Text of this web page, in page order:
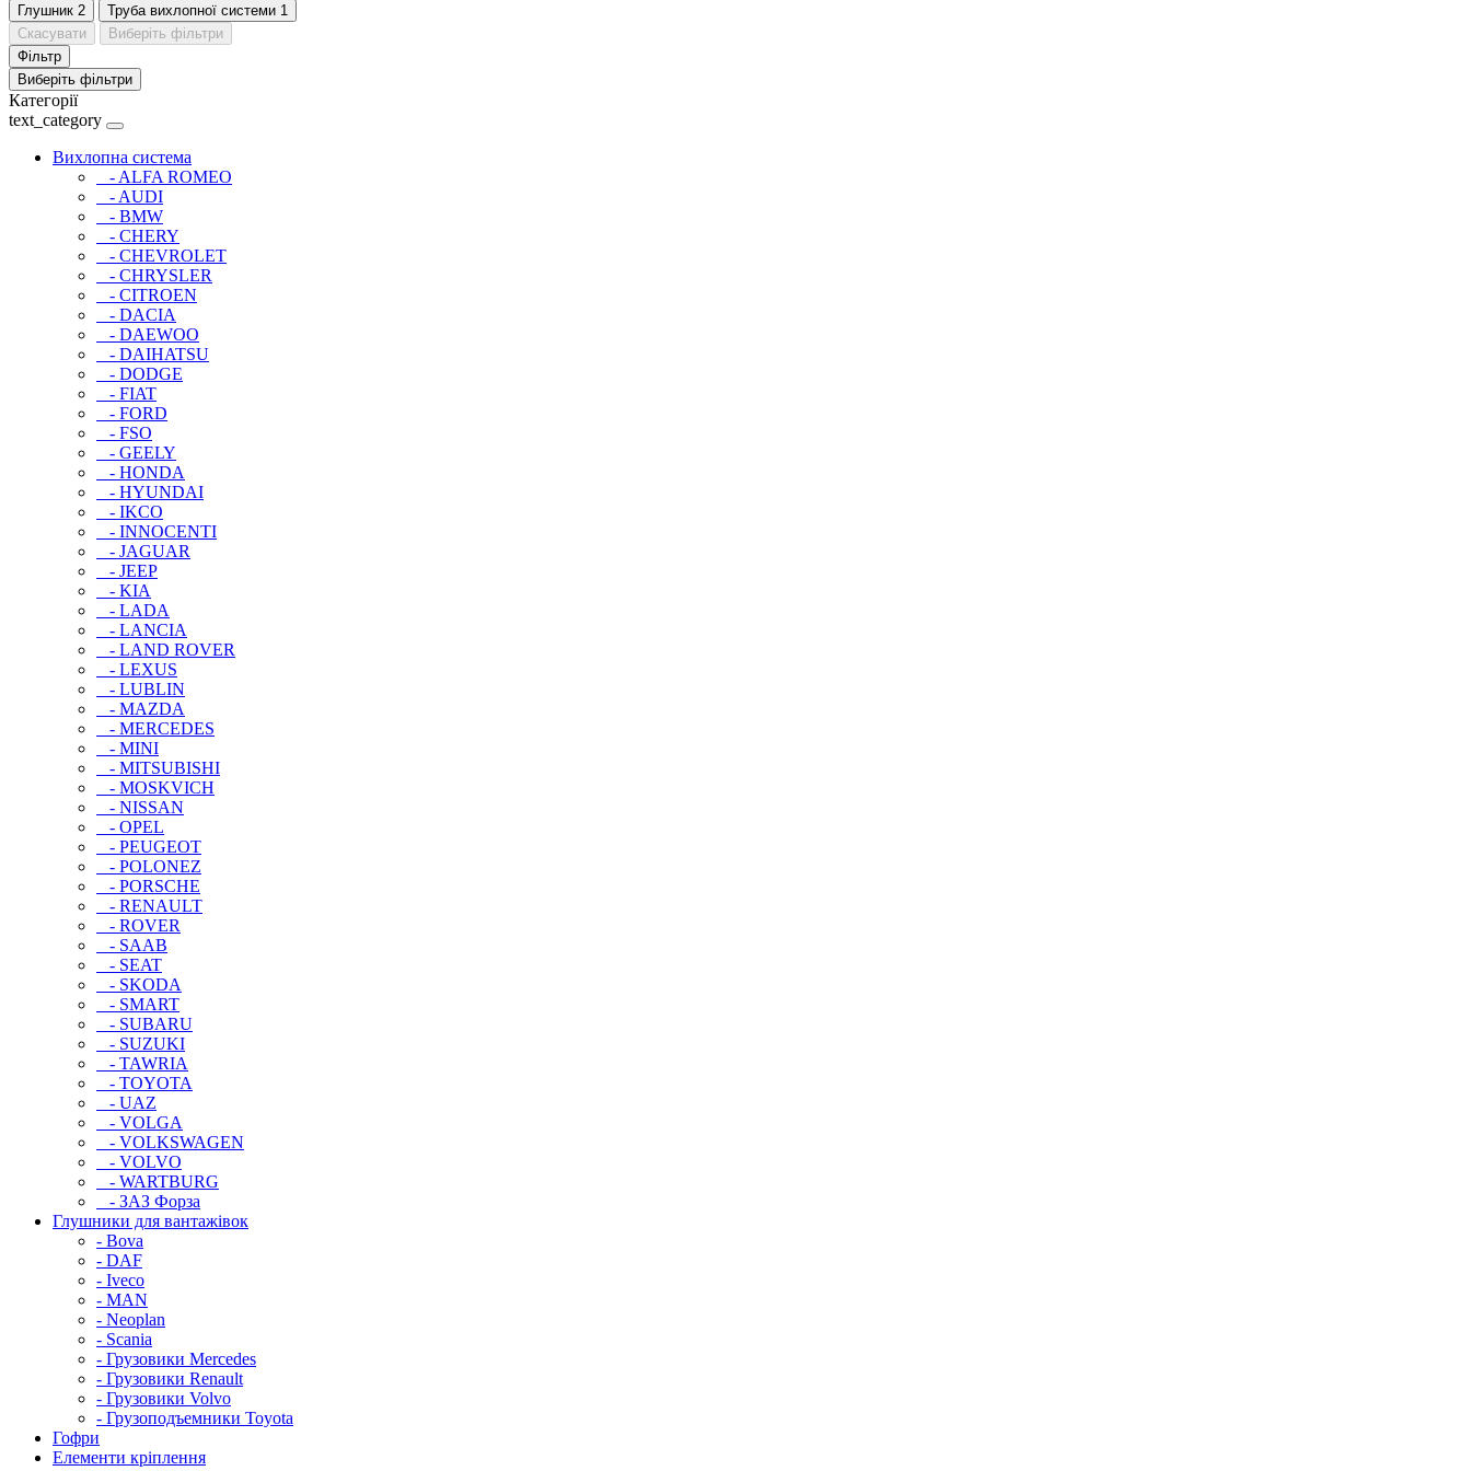
Глушник 2 Труба вихлопної системи 1
Скасувати
Виберіть фільтри
Фільтр
Виберіть фільтри
Категорії
text_category
Вихлопна система
- ALFA ROMEO
- AUDI
- BMW
- CHERY
- CHEVROLET
- CHRYSLER
- CITROEN
- DACIA
- DAEWOO
- DAIHATSU
- DODGE
- FIAT
- FORD
- FSO
- GEELY
- HONDA
- HYUNDAI
- IKCO
- INNOCENTI
- JAGUAR
- JEEP
- KIA
- LADA
- LANCIA
- LAND ROVER
- LEXUS
- LUBLIN
- MAZDA
- MERCEDES
- MINI
- MITSUBISHI
- MOSKVICH
- NISSAN
- OPEL
- PEUGEOT
- POLONEZ
- PORSCHE
- RENAULT
- ROVER
- SAAB
- SEAT
- SKODA
- SMART
- SUBARU
- SUZUKI
- TAWRIA
- TOYOTA
- UAZ
- VOLGA
- VOLKSWAGEN
- VOLVO
- WARTBURG
- ЗАЗ Форза
Глушники для вантажівок
- Bova
- DAF
- Iveco
- MAN
- Neoplan
- Scania
- Грузовики Mercedes
- Грузовики Renault
- Грузовики Volvo
- Грузоподъемники Toyota
Гофри
Елементи кріплення